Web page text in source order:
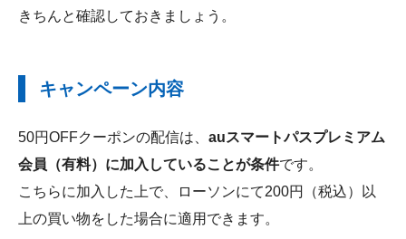
きちんと確認しておきましょう。
キャンペーン内容
50円OFFクーポンの配信は、 auスマートパスプレミアム
会員（有料）に加入していることが条件です。
こちらに加入した上で、ローソンにて200円（税込）以
上の買い物をした場合に適用できます。